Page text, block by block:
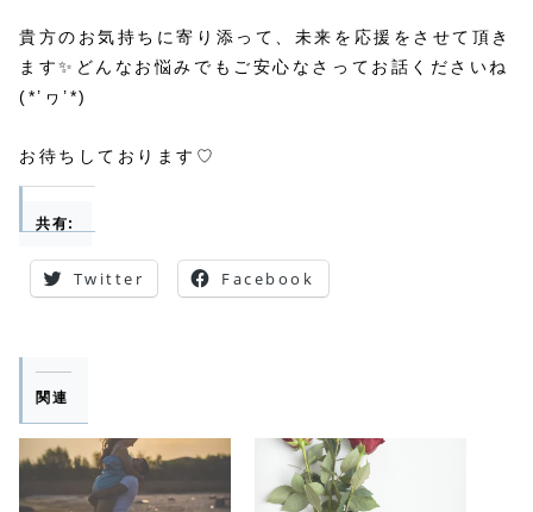
貴方のお気持ちに寄り添って、未来を応援をさせて頂き
ます✨どんなお悩みでもご安心なさってお話くださいね
(*’ヮ’*)
お待ちしております♡
共有:
Twitter Facebook
関連